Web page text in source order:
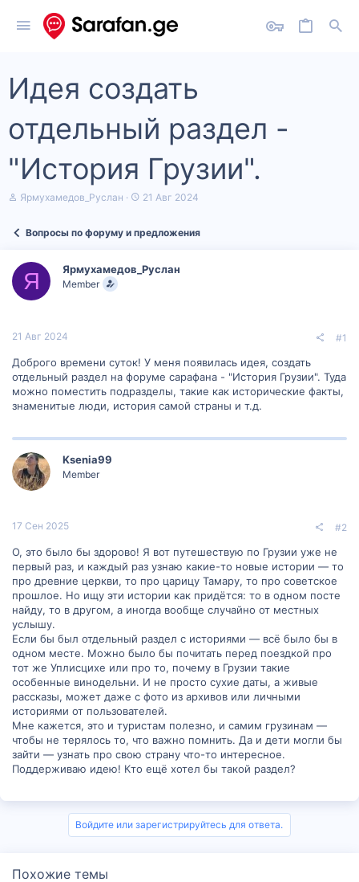
Идея создать
отдельный раздел -
"История Грузии".
А
т
м
ы
Ярмухамедов_Руслан
Д
а
ч
21 Авг 2024
Вопросы по форуму и предложения
Я Ярмухамедов_Руслан
Member
21 Авг 2024 #1
Доброго времени суток! У меня появилась идея, создать
отдельный раздел на форуме сарафана - "История Грузии". Туда
можно поместить подразделы, такие как исторические факты,
знаменитые люди, история самой страны и т.д.
Ksenia99
Member
17 Сен 2025 #2
О, это было бы здорово! Я вот путешествую по Грузии уже не
первый раз, и каждый раз узнаю какие-то новые истории — то
про древние церкви, то про царицу Тамару, то про советское
прошлое. Но ищу эти истории как придётся: то в одном посте
найду, то в другом, а иногда вообще случайно от местных
услышу.
Если бы был отдельный раздел с историями — всё было бы в
одном месте. Можно было бы почитать перед поездкой про
тот же Уплисцихе или про то, почему в Грузии такие
особенные винодельни. И не просто сухие даты, а живые
рассказы, может даже с фото из архивов или личными
историями от пользователей.
Мне кажется, это и туристам полезно, и самим грузинам —
чтобы не терялось то, что важно помнить. Да и дети могли бы
зайти — узнать про свою страну что-то интересное.
Поддерживаю идею! Кто ещё хотел бы такой раздел?
Войдите или зарегистрируйтесь для ответа.
Похожие темы